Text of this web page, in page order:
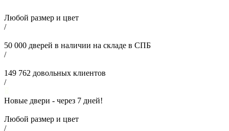
Любой размер и цвет
/
50 000 дверей в наличии на складе в СПБ
/
149 762 довольных клиентов
/
Новые двери - через 7 дней!
Любой размер и цвет
/